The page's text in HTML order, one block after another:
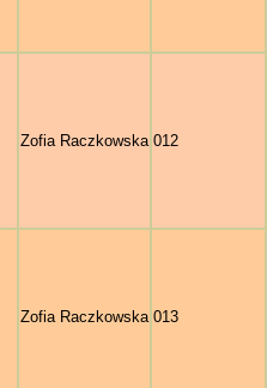
Zofia Raczkowska 012
Zofia Raczkowska 013